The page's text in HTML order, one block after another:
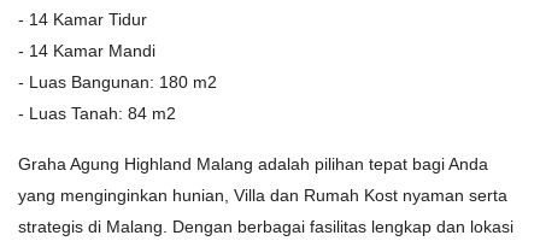
- 14 Kamar Tidur
- 14 Kamar Mandi
- Luas Bangunan: 180 m2
- Luas Tanah: 84 m2
Graha Agung Highland Malang adalah pilihan tepat bagi Anda
yang menginginkan hunian, Villa dan Rumah Kost nyaman serta
strategis di Malang. Dengan berbagai fasilitas lengkap dan lokasi